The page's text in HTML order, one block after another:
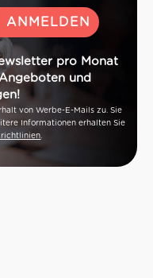
pro Monat
und
von Werbe-E-Mails zu. Sie
Informationen erhalten Sie